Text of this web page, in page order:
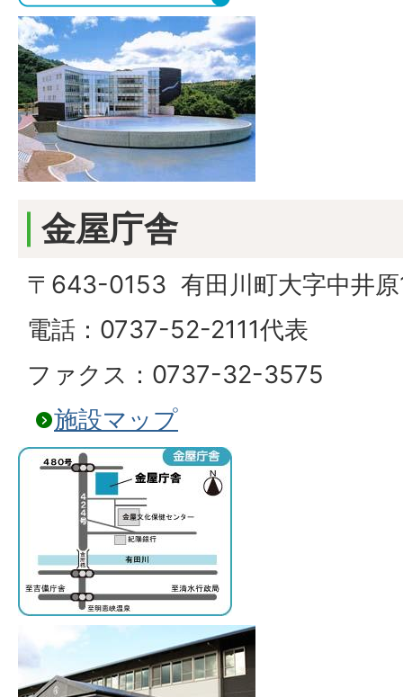
金屋庁舎
〒643-0153 有田川町大字中井
電話：0737-52-2111代表
ファクス：0737-32-3575
施設マップ